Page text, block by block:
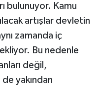
bulunuyor. Kamu
artışlar devletin
zamanda iç
Bu nedenle
değil,
yakından